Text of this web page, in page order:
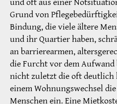
Grund von
Bindung, die viele ältere
und ihr Quartier haben,
an barrierearmen,
die Furcht vor dem
nicht zuletzt die oft deutlich
einem Wohnungswechsel
Menschen ein. Eine